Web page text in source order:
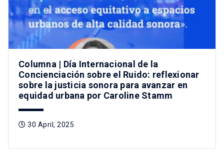
Columna | Día Internacional de la
Concienciación sobre el Ruido: reflexionar
sobre la justicia sonora para avanzar en
equidad urbana por Caroline Stamm
30 April, 2025